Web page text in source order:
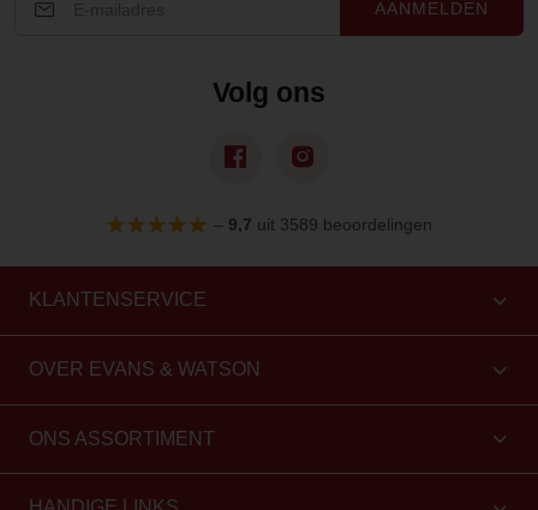
AANMELDEN
Volg ons
– 9,7 uit 3589 beoordelingen
KLANTENSERVICE
OVER EVANS & WATSON
ONS ASSORTIMENT